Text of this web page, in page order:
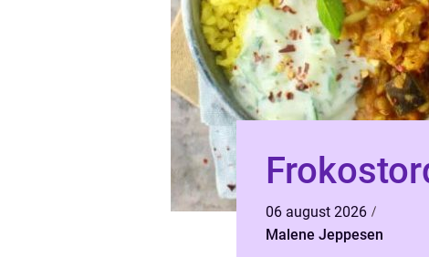
06 august 2026
Malene Jeppesen